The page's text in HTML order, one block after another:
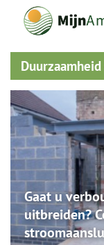
Gaat u
uitbreiden?